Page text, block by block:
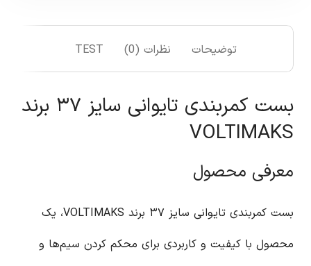
توضیحات نظرات (0) TEST
بست کمربندی تایوانی سایز ۳۷ برند
VOLTIMAKS
معرفی محصول
بست کمربندی تایوانی سایز ۳۷ برند VOLTIMAKS، یک
محصول با کیفیت و کاربردی برای محکم کردن سیم‌ها و